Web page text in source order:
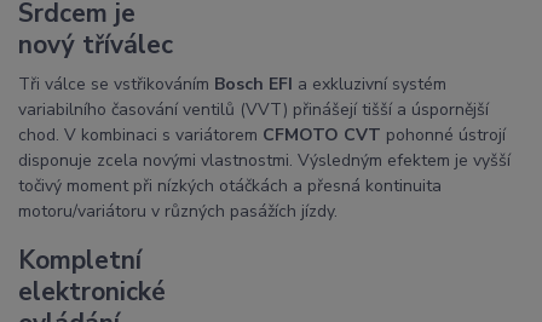
Srdcem je
nový tříválec
Tři válce se vstřikováním Bosch EFI a exkluzivní systém
variabilního časování ventilů (VVT) přinášejí tišší a úspornější
chod. V kombinaci s variátorem CFMOTO CVT pohonné ústrojí
disponuje zcela novými vlastnostmi. Výsledným efektem je vyšší
točivý moment při nízkých otáčkách a přesná kontinuita
motoru/variátoru v různých pasážích jízdy.
Kompletní
elektronické